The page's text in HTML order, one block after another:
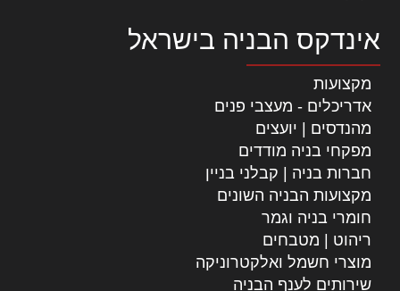
אינדקס הבניה בישראל
מקצועות
אדריכלים - מעצבי פנים
מהנדסים | יועצים
מפקחי בניה מודדים
חברות בניה | קבלני בניין
מקצועות הבניה השונים
חומרי בניה וגמר
ריהוט | מטבחים
מוצרי חשמל ואלקטרוניקה
שירותים לענף הבניה